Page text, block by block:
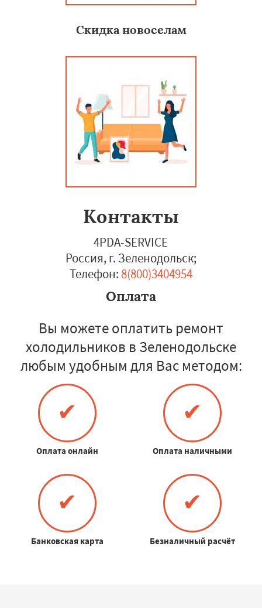
Скидка новоселам
Контакты
4PDA-SERVICE
Россия, г. Зеленодольск;
Телефон: 8(800)3404954
Оплата
Вы можете оплатить ремонт
холодильников в Зеленодольске
любым удобным для Вас методом:
✔
Оплата онлайн
✔
Оплата наличными
✔
Банковская карта
✔
Безналичный расчёт